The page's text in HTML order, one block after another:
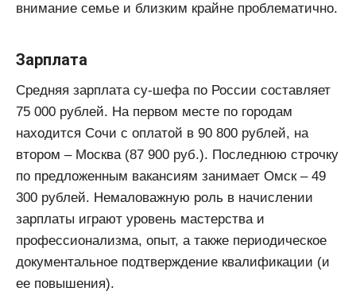
внимание семье и близким крайне проблематично.
Зарплата
Средняя зарплата су-шефа по России составляет
75 000 рублей. На первом месте по городам
находится Сочи с оплатой в 90 800 рублей, на
втором – Москва (87 900 руб.). Последнюю строчку
по предложенным вакансиям занимает Омск – 49
300 рублей. Немаловажную роль в начислении
зарплаты играют уровень мастерства и
профессионализма, опыт, а также периодическое
документальное подтверждение квалификации (и
ее повышения).